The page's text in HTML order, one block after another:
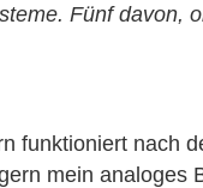
Fünf
funktioniert
es gern mein